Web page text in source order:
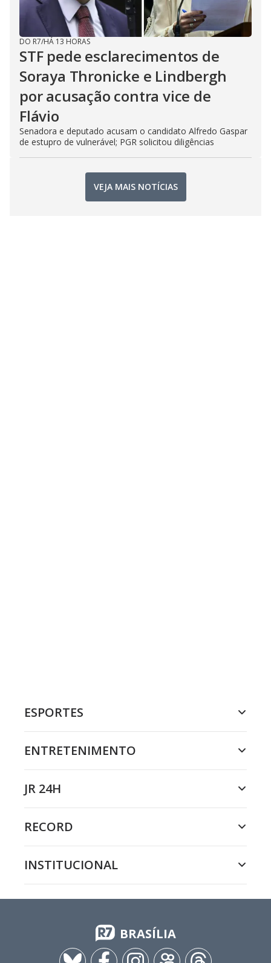
DO R7/HÁ 13 HORAS
STF pede esclarecimentos de
Soraya Thronicke e Lindbergh
por acusação contra vice de
Flávio
Senadora e deputado acusam o candidato Alfredo Gaspar
de estupro de vulnerável; PGR solicitou diligências
VEJA MAIS NOTÍCIAS
ESPORTES
ENTRETENIMENTO
JR 24H
RECORD
INSTITUCIONAL
BRASÍLIA